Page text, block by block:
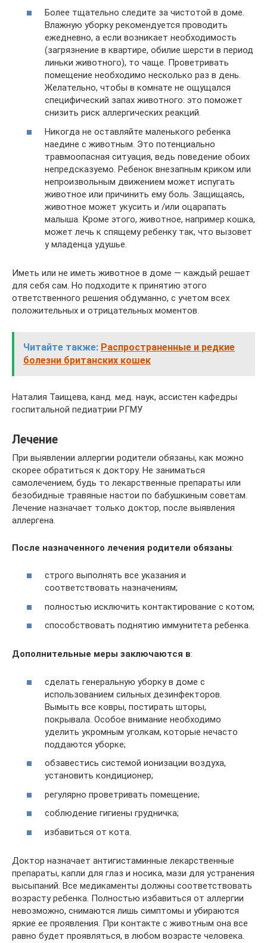
Более тщательно следите за чистотой в доме.
Влажную уборку рекомендуется проводить
ежедневно, а если возникает необходимость
(загрязнение в квартире, обилие шерсти в период
линьки животного), то чаще. Проветривать
помещение необходимо несколько раз в день.
Желательно, чтобы в комнате не ощущался
специфический запах животного: это поможет
снизить риск аллергических реакций.
Никогда не оставляйте маленького ребенка
наедине с животным. Это потенциально
травмоопасная ситуация, ведь поведение обоих
непредсказуемо. Ребенок внезапным криком или
непроизвольным движением может испугать
животное или причинить ему боль. Защищаясь,
животное может укусить и /или оцарапать
малыша. Кроме этого, животное, например кошка,
может лечь к спящему ребенку так, что вызовет
у младенца удушье.
Иметь или не иметь животное в доме — каждый решает
для себя сам. Но подходите к принятию этого
ответственного решения обдуманно, с учетом всех
положительных и отрицательных моментов.
Читайте также: Распространенные и редкие
болезни британских кошек
Наталия Таищева, канд. мед. наук, ассистен кафедры
госпитальной педиатрии РГМУ
Лечение
При выявлении аллергии родители обязаны, как можно
скорее обратиться к доктору. Не заниматься
самолечением, будь то лекарственные препараты или
безобидные травяные настои по бабушкиным советам.
Лечение назначает только доктор, после выявления
аллергена.
После назначенного лечения родители обязаны:
строго выполнять все указания и
соответствовать назначениям;
полностью исключить контактирование с котом;
способствовать поднятию иммунитета ребенка.
Дополнительные меры заключаются в:
сделать генеральную уборку в доме с
использованием сильных дезинфекторов.
Вымыть все ковры, постирать шторы,
покрывала. Особое внимание необходимо
уделить укромным уголкам, которые нечасто
поддаются уборке;
обзавестись системой ионизации воздуха,
установить кондиционер;
регулярно проветривать помещение;
соблюдение гигиены грудничка;
избавиться от кота.
Доктор назначает антигистаминные лекарственные
препараты, капли для глаз и носика, мази для устранения
высыпаний. Все медикаменты должны соответствовать
возрасту ребенка. Полностью избавиться от аллергии
невозможно, снимаются лишь симптомы и убираются
яркие ее проявления. При контакте с животным она все
равно будет проявляться, в любом возрасте человека.